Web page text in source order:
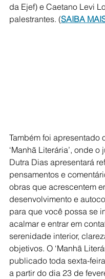
da Ejef) e Caetano Levi
palestrantes. (SAIBA
Também foi apresentado
‘Manhã Literária’, onde
Dutra Dias apresentará
pensamentos e
obras que acrescentem
desenvolvimento e
para que você possa se
acalmar e entrar em
serenidade interior,
objetivos. O ‘Manhã
publicado toda sexta-
a partir do dia 23 de